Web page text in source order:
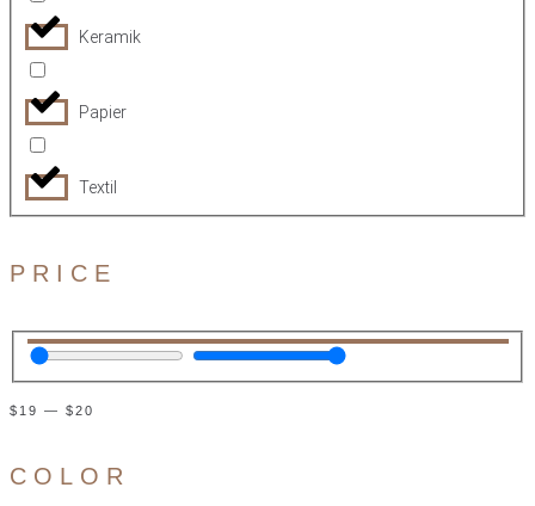
Keramik
Papier
Textil
PRICE
$ 19 — $20
COLOR